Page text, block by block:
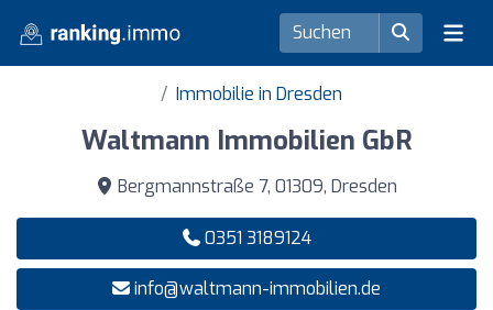
Immobilie in Dresden
Waltmann Immobilien GbR
Bergmannstraße 7, 01309, Dresden
0351 3189124
info@waltmann-immobilien.de